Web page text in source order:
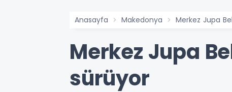
Anasayfa Makedonya Merkez Jupa
Merkez Jupa
sürüyor